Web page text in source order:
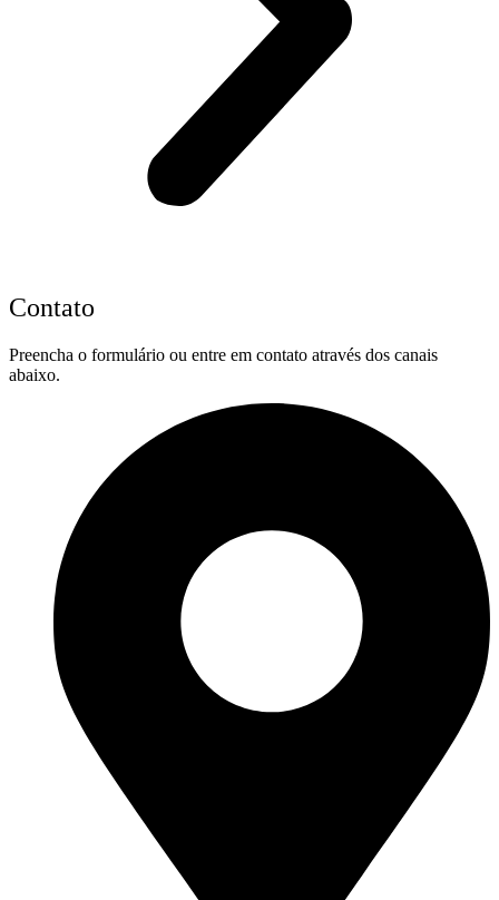
Contato
Preencha o formulário ou entre em contato através dos canais
abaixo.